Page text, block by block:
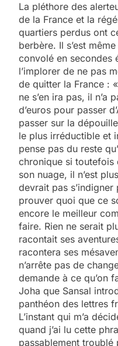
La pléthore des
de la France et la
quartiers perdus ont
berbère. Il s’est
convolé en secondes
l’implorer de ne pas
de quitter la France :
ne s’en ira pas, il n’a
d’euros pour passer
passer sur la
le plus irréductible et
pense pas du reste
chronique si toutefois
son nuage, il n’est
devrait pas s’indigner
prouver quoi que ce
encore le meilleur
faire. Rien ne serait
racontait ses
racontera ses
n’arrête pas de
demande à ce qu’on
Joha que Sansal
panthéon des lettres
L’instant qui m’a
quand j’ai lu cette
passablement troublé